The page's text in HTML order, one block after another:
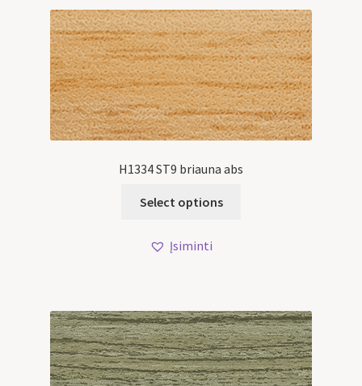
H1334 ST9 briauna abs
Select options
Įsiminti